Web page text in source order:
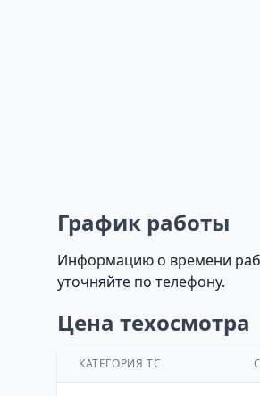
График работы
Информацию о времени
уточняйте по телефону.
Цена техосмотра
КАТЕГОРИЯ ТС